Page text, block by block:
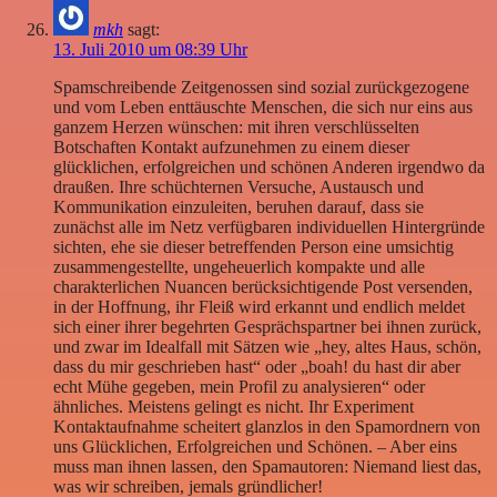
mkh sagt:
13. Juli 2010 um 08:39 Uhr
Spamschreibende Zeitgenossen sind sozial zurückgezogene
und vom Leben enttäuschte Menschen, die sich nur eins aus
ganzem Herzen wünschen: mit ihren verschlüsselten
Botschaften Kontakt aufzunehmen zu einem dieser
glücklichen, erfolgreichen und schönen Anderen irgendwo da
draußen. Ihre schüchternen Versuche, Austausch und
Kommunikation einzuleiten, beruhen darauf, dass sie
zunächst alle im Netz verfügbaren individuellen Hintergründe
sichten, ehe sie dieser betreffenden Person eine umsichtig
zusammengestellte, ungeheuerlich kompakte und alle
charakterlichen Nuancen berücksichtigende Post versenden,
in der Hoffnung, ihr Fleiß wird erkannt und endlich meldet
sich einer ihrer begehrten Gesprächspartner bei ihnen zurück,
und zwar im Idealfall mit Sätzen wie „hey, altes Haus, schön,
dass du mir geschrieben hast“ oder „boah! du hast dir aber
echt Mühe gegeben, mein Profil zu analysieren“ oder
ähnliches. Meistens gelingt es nicht. Ihr Experiment
Kontaktaufnahme scheitert glanzlos in den Spamordnern von
uns Glücklichen, Erfolgreichen und Schönen. – Aber eins
muss man ihnen lassen, den Spamautoren: Niemand liest das,
was wir schreiben, jemals gründlicher!